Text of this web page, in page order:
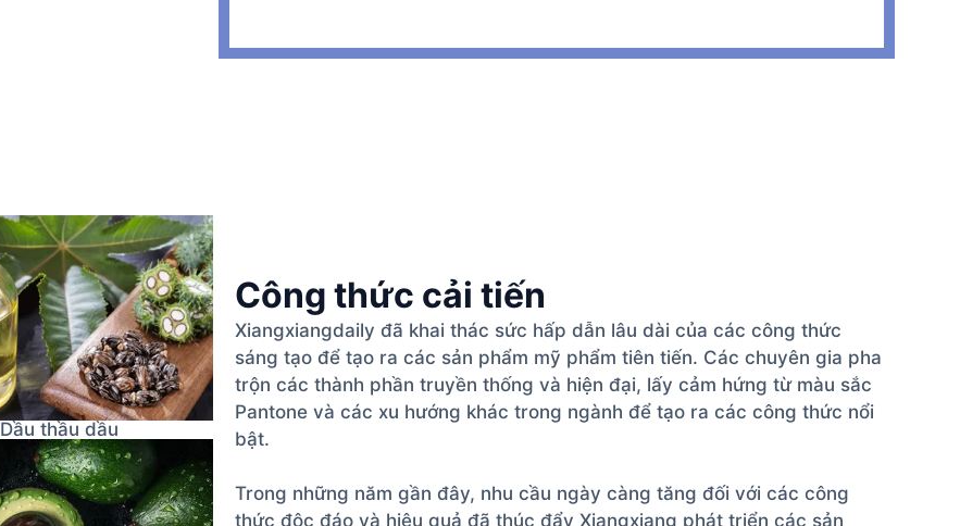
Dầu thầu dầu
Công thức cải tiến
Xiangxiangdaily đã khai thác sức hấp dẫn lâu dài của các công thức
sáng tạo để tạo ra các sản phẩm mỹ phẩm tiên tiến. Các chuyên gia pha
trộn các thành phần truyền thống và hiện đại, lấy cảm hứng từ màu sắc
Pantone và các xu hướng khác trong ngành để tạo ra các công thức nổi
bật.
Trong những năm gần đây, nhu cầu ngày càng tăng đối với các công
thức độc đáo và hiệu quả đã thúc đẩy Xiangxiang phát triển các sản